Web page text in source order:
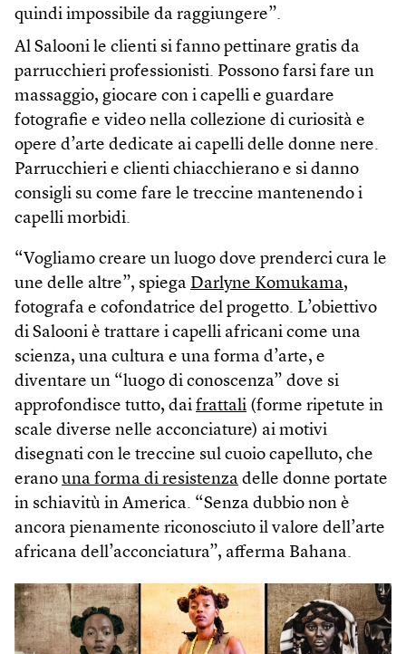
quindi impossibile da raggiungere”.
Al Salooni le clienti si fanno pettinare gratis da
parrucchieri professionisti. Possono farsi fare un
massaggio, giocare con i capelli e guardare
fotografie e video nella collezione di curiosità e
opere d’arte dedicate ai capelli delle donne nere.
Parrucchieri e clienti chiacchierano e si danno
consigli su come fare le treccine mantenendo i
capelli morbidi.
“Vogliamo creare un luogo dove prenderci cura le
une delle altre”, spiega Darlyne Komukama,
fotografa e cofondatrice del progetto. L’obiettivo
di Salooni è trattare i capelli africani come una
scienza, una cultura e una forma d’arte, e
diventare un “luogo di conoscenza” dove si
approfondisce tutto, dai frattali (forme ripetute in
scale diverse nelle acconciature) ai motivi
disegnati con le treccine sul cuoio capelluto, che
erano una forma di resistenza delle donne portate
in schiavitù in America. “Senza dubbio non è
ancora pienamente riconosciuto il valore dell’arte
africana dell’acconciatura”, afferma Bahana.